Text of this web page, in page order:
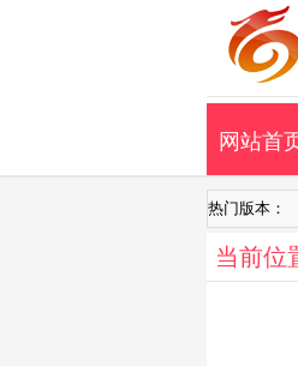
网站首
热门版本：
当前位